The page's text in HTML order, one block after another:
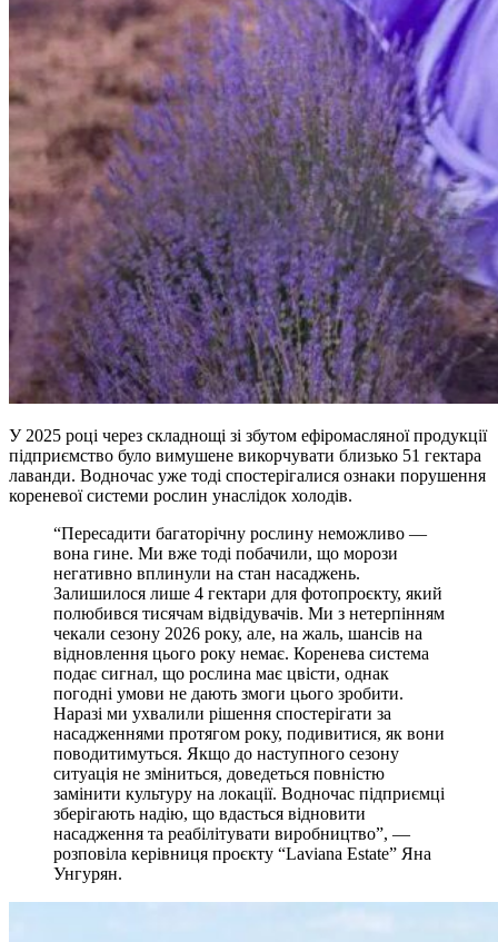
У 2025 році через складнощі зі збутом ефіромасляної продукції
підприємство було вимушене викорчувати близько 51 гектара
лаванди. Водночас уже тоді спостерігалися ознаки порушення
кореневої системи рослин унаслідок холодів.
“Пересадити багаторічну рослину неможливо —
вона гине. Ми вже тоді побачили, що морози
негативно вплинули на стан насаджень.
Залишилося лише 4 гектари для фотопроєкту, який
полюбився тисячам відвідувачів. Ми з нетерпінням
чекали сезону 2026 року, але, на жаль, шансів на
відновлення цього року немає. Коренева система
подає сигнал, що рослина має цвісти, однак
погодні умови не дають змоги цього зробити.
Наразі ми ухвалили рішення спостерігати за
насадженнями протягом року, подивитися, як вони
поводитимуться. Якщо до наступного сезону
ситуація не зміниться, доведеться повністю
замінити культуру на локації. Водночас підприємці
зберігають надію, що вдасться відновити
насадження та реабілітувати виробництво”, —
розповіла керівниця проєкту “Laviana Estate” Яна
Унгурян.